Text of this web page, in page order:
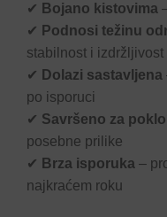
✔ Bojano kistovima
✔ Podnosi težinu
stabilnost i izdržljivost
✔ Dolazi sastavljena
po isporuci
✔ Savršeno za
posebne prilike
✔ Brza isporuka –
najkraćem roku